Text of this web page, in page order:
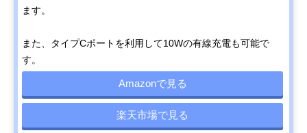
ます。
また、タイプCポートを利用して10Wの有線充電も可能で
す。
Amazonで見る
楽天市場で見る